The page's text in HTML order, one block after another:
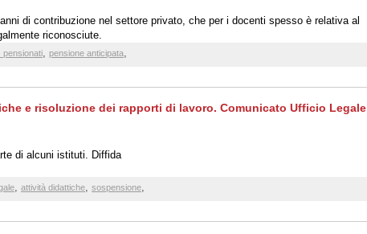
di contribuzione nel settore privato, che per i docenti spesso è relativa al
riconosciute.
pensionati, pensione anticipata,
e risoluzione dei rapporti di lavoro. Comunicato Ufficio Legale
di alcuni istituti. Diffida
, attività didattiche, sospensione,